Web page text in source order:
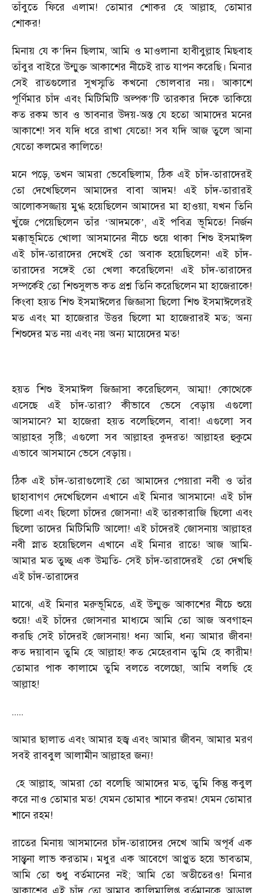
তাঁবুতে ফিরে এলাম! তোমার শোকর হে আল্লাহ, তোমার
শোকর!
মিনায় যে ক’দিন ছিলাম, আমি ও মাওলানা হাবীবুল্লাহ মিছবাহ
তাঁবুর বাইরে উন্মুক্ত আকাশের নীচেই রাত যাপন করেছি। মিনার
সেই রাতগুলোর সুখস্মৃতি কখনো ভোলবার নয়। আকাশে
পূর্ণিমার চাঁদ এবং মিটিমিটি অল্পক’টি তারকার দিকে তাকিয়ে
কত রকম ভাব ও ভাবনার উদয়-অস্ত যে হতো আমাদের মনের
আকাশে! সব যদি ধরে রাখা যেতো! সব যদি আজ তুলে আনা
যেতো কলমের কালিতে!
মনে পড়ে, তখন আমরা ভেবেছিলাম, ঠিক এই চাঁদ-তারাদেরই
তো দেখেছিলেন আমাদের বাবা আদম! এই চাঁদ-তারারই
আলোকসজ্জায় মুগ্ধ হয়েছিলেন আমাদের মা হাওয়া, যখন তিনি
খুঁজে পেয়েছিলেন তাঁর ‘আদমকে’, এই পবিত্র ভূমিতে! নির্জন
মক্কাভূমিতে খোলা আসমানের নীচে শুয়ে থাকা শিশু ইসমাঈল
এই চাঁদ-তারাদের দেখেই তো অবাক হয়েছিলেন! এই চাঁদ-
তারাদের সঙ্গেই তো খেলা করেছিলেন! এই চাঁদ-তারাদের
সম্পর্কেই তো শিশুসুলভ কত প্রশ্ন তিনি করেছিলেন মা হাজেরাকে!
কিংবা হয়ত শিশু ইসমাঈলের জিজ্ঞাসা ছিলো শিশু ইসমাঈলেরই
মত এবং মা হাজেরার উত্তর ছিলো মা হাজেরারই মত; অন্য
শিশুদের মত নয় এবং নয় অন্য মায়েদের মত!
হয়ত শিশু ইসমাঈল জিজ্ঞাসা করেছিলেন, আম্মা! কোত্থেকে
এসেছে এই চাঁদ-তারা? কীভাবে ভেসে বেড়ায় এগুলো
আসমানে? মা হাজেরা হয়ত বলেছিলেন, বাবা! এগুলো সব
আল্লাহর সৃষ্টি; এগুলো সব আল্লাহর কুদরত! আল্লাহর হুকুমে
এভাবে আসমানে ভেসে বেড়ায়।
ঠিক এই চাঁদ-তারাগুলোই তো আমাদের পেয়ারা নবী ও তাঁর
ছাহাবাগণ দেখেছিলেন এখানে এই মিনার আসমানে! এই চাঁদ
ছিলো এবং ছিলো চাঁদের জোসনা! এই তারকারাজি ছিলো এবং
ছিলো তাদের মিটিমিটি আলো! এই চাঁদেরই জোসনায় আল্লাহর
নবী স্নাত হয়েছিলেন এখানে এই মিনার রাতে! আজ আমি-
আমার মত তুচ্ছ এক উম্মতি- সেই চাঁদ-তারাদেরই
তো দেখছি
এই চাঁদ-তারাদের
মাঝে, এই মিনার মরুভূমিতে, এই উন্মুক্ত আকাশের নীচে শুয়ে
শুয়ে! এই চাঁদের জোসনার মাধ্যমে আমি তো আজ অবগাহন
করছি সেই চাঁদেরই জোসনায়! ধন্য আমি, ধন্য আমার জীবন!
কত দয়াবান তুমি হে আল্লাহ! কত মেহেরবান তুমি হে কারীম!
তোমার পাক কালামে তুমি বলতে বলেছো, আমি বলছি হে
আল্লাহ!
.....
আমার ছালাত এবং আমার হজ্ব এবং আমার জীবন, আমার মরণ
সবই রাববুল আলামীন আল্লাহর জন্য!
হে আল্লাহ, আমরা তো বলেছি আমাদের মত, তুমি কিন্তু কবুল
করে নাও তোমার মত! যেমন তোমার শানে করম! যেমন তোমার
শানে রহম!
রাতের মিনায় আসমানের চাঁদ-তারাদের দেখে আমি অপূর্ব এক
সান্ত্বনা লাভ করতাম। মধুর এক আবেগে আপ্লুত হয়ে ভাবতাম,
আমি তো শুধু বর্তমানের নই; আমি তো অতীতেরও! মিনার